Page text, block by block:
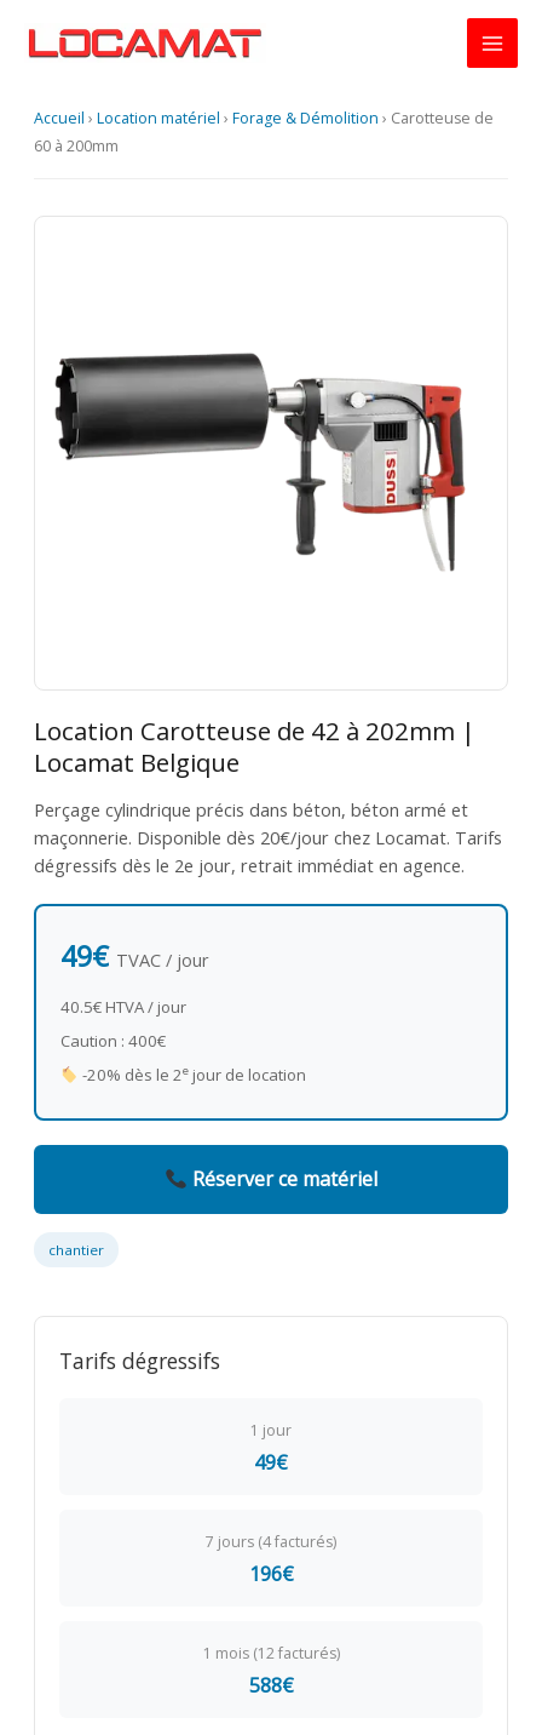
Accueil › Location matériel › Forage & Démolition › Carotteuse de
60 à 200mm
Location Carotteuse de 42 à 202mm |
Locamat Belgique
Perçage cylindrique précis dans béton, béton armé et
maçonnerie. Disponible dès 20€/jour chez Locamat. Tarifs
dégressifs dès le 2e jour, retrait immédiat en agence.
49€ TVAC / jour
40.5€ HTVA / jour
Caution : 400€
-20% dès le 2ejour de location
Réserver ce matériel
chantier
Tarifs dégressifs
1 jour
49€
7 jours (4 facturés)
196€
1 mois (12 facturés)
588€